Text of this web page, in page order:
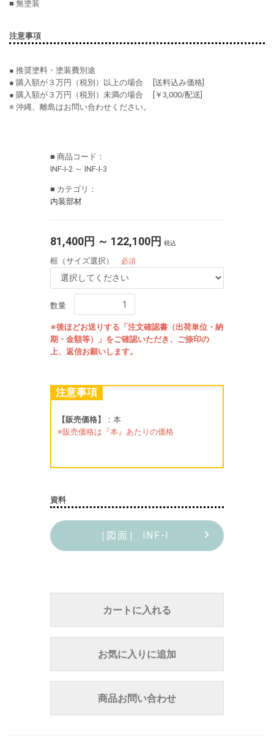
■ 無塗装
注意事項
● 推奨塗料・塗装費別途
● 購入額が３万円（税別）以上の場合 [送料込み価格]
● 購入額が３万円（税別）未満の場合 [￥3,000/配送]
※ 沖縄、離島はお問い合わせください。
■ 商品コード：
INF-I-2 ～ INF-I-3
■ カテゴリ：
内装部材
81,400円 ～ 122,100円 税込
框（サイズ選択） 必須
数量
※後ほどお送りする「注文確認書（出荷単位・納
期・金額等）」をご確認いただき、ご捺印の
上、返信お願いします。
注意事項
【販売価格】
：本
※販売価格は『本』あたりの価格
資料
［図面］ INF-I
カートに入れる
お気に入りに追加
商品お問い合わせ